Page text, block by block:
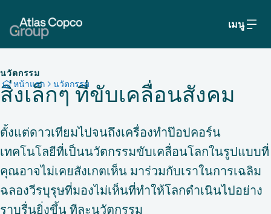
เมนู
หน้าแรก นวัตกรรม
นวัตกรรม
สิ่งเล็กๆ ที่ขับเคลื่อนสังคม
ตั้งแต่ดาวเทียมไปจนถึงเครื่องทำป๊อปคอร์น
เทคโนโลยีที่เป็นนวัตกรรมขับเคลื่อนโลกในรูปแบบที่
คุณอาจไม่เคยสังเกตเห็น มาร่วมกับเราในการเฉลิม
ฉลองวีรบุรุษที่มองไม่เห็นที่ทําให้โลกดําเนินไปอย่าง
ราบรื่นยิ่งขึ้น ทีละนวัตกรรม